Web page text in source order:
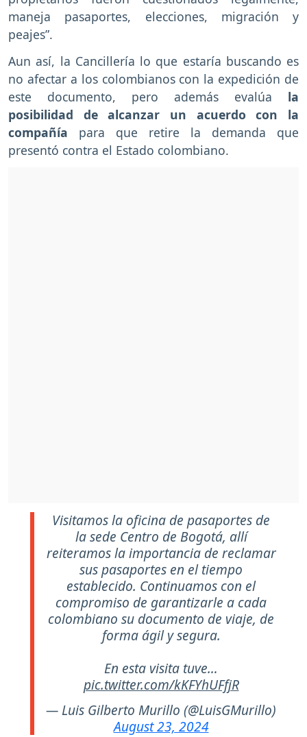
maneja pasaportes, elecciones, migración y
peajes”.
Aun así, la Cancillería lo que estaría buscando es
no afectar a los colombianos con la expedición de
este documento, pero además evalúa la
posibilidad de alcanzar un acuerdo con la
compañía para que retire la demanda que
presentó contra el Estado colombiano.
Visitamos la oficina de pasaportes de
la sede Centro de Bogotá, allí
reiteramos la importancia de reclamar
sus pasaportes en el tiempo
establecido. Continuamos con el
compromiso de garantizarle a cada
colombiano su documento de viaje, de
forma ágil y segura.
En esta visita tuve…
pic.twitter.com/kKFYhUFfjR
— Luis Gilberto Murillo (@LuisGMurillo)
August 23, 2024